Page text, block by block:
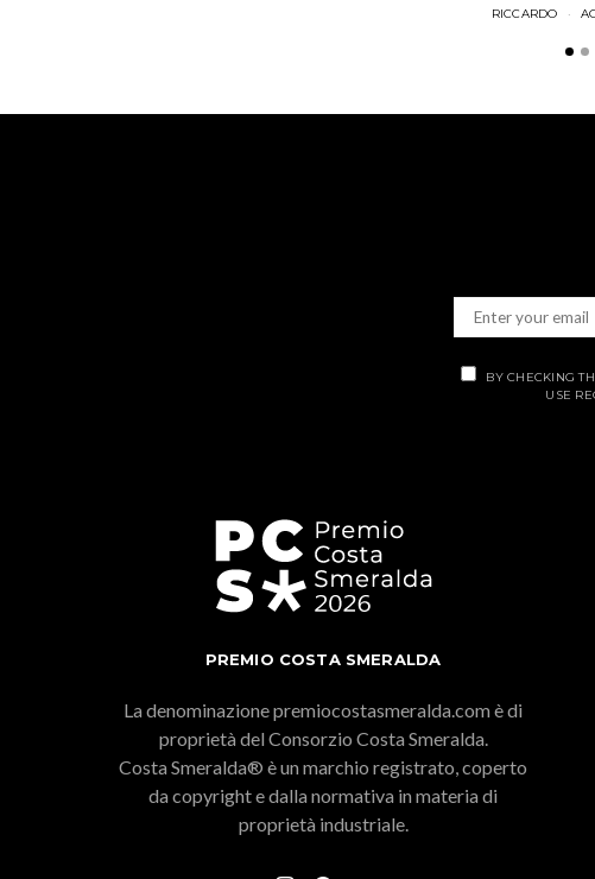
RICCARDO
BY CHECKING
USE
PREMIO COSTA SMERALDA
La denominazione premiocostasmeralda.com è di
proprietà del Consorzio Costa Smeralda.
Costa Smeralda® è un marchio registrato, coperto
da copyright e dalla normativa in materia di
proprietà industriale.